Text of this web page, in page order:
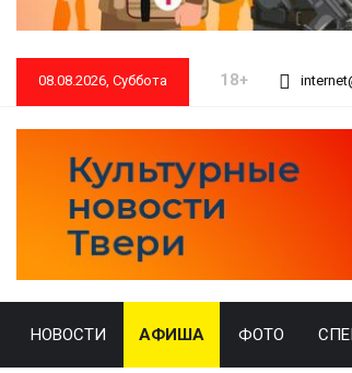
08.08.2026, Суббота 18+
НОВОСТИ АФИША ФОТО